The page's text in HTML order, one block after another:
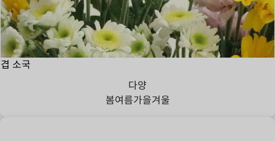
겹 소국
다양
봄여름가을겨울